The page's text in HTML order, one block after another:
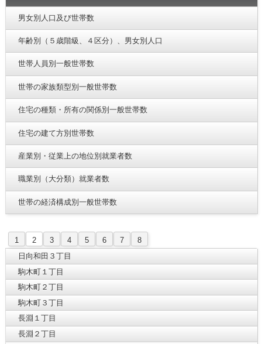
男女別人口及び世帯数
年齢別（５歳階級、４区分）、男女別人口
世帯人員別一般世帯数
世帯の家族類型別一般世帯数
住宅の種類・所有の関係別一般世帯数
住宅の建て方別世帯数
産業別・従業上の地位別就業者数
職業別（大分類）就業者数
世帯の経済構成別一般世帯数
1 2 3 4 5 6 7
8
日向和田３丁目
駒木町１丁目
駒木町２丁目
駒木町３丁目
長淵１丁目
長淵２丁目